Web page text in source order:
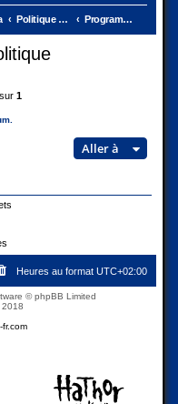
Politique et Justice Programme et agenda politique
sur 1
Aller à
Heures au format UTC+02:00
© phpBB Limited